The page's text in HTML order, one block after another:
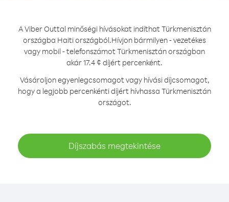
A Viber Outtal minőségi hívásokat indíthat Türkmenisztán
országba Haiti országból.Hívjon bármilyen - vezetékes
vagy mobil - telefonszámot Türkmenisztán országban
akár 17.4 ¢ díjért percenként.
Vásároljon egyenlegcsomagot vagy hívási díjcsomagot,
hogy a legjobb percenkénti díjért hívhassa Türkmenisztán
országot.
Díjszabás megtekintése